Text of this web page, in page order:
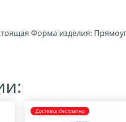
Форма изделия:
Доставка бесплатно